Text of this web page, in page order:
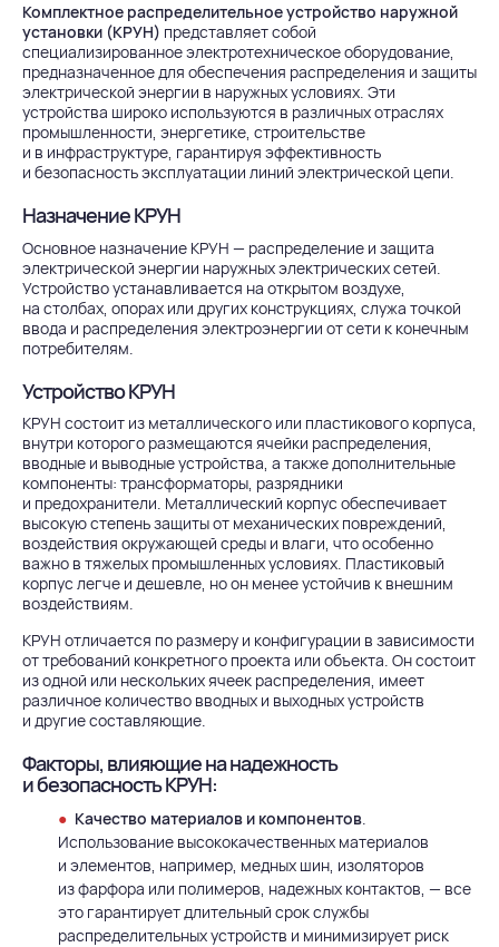
Комплектное распределительное устройство наружной
установки (КРУН) представляет собой
специализированное электротехническое оборудование,
предназначенное для обеспечения распределения и защиты
электрической энергии в наружных условиях. Эти
устройства широко используются в различных отраслях
промышленности, энергетике, строительстве
и в инфраструктуре, гарантируя эффективность
и безопасность эксплуатации линий электрической цепи.
Назначение КРУН
Основное назначение КРУН — распределение и защита
электрической энергии наружных электрических сетей.
Устройство устанавливается на открытом воздухе,
на столбах, опорах или других конструкциях, служа точкой
ввода и распределения электроэнергии от сети к конечным
потребителям.
Устройство КРУН
КРУН состоит из металлического или пластикового корпуса,
внутри которого размещаются ячейки распределения,
вводные и выводные устройства, а также дополнительные
компоненты: трансформаторы, разрядники
и предохранители. Металлический корпус обеспечивает
высокую степень защиты от механических повреждений,
воздействия окружающей среды и влаги, что особенно
важно в тяжелых промышленных условиях. Пластиковый
корпус легче и дешевле, но он менее устойчив к внешним
воздействиям.
КРУН отличается по размеру и конфигурации в зависимости
от требований конкретного проекта или объекта. Он состоит
из одной или нескольких ячеек распределения, имеет
различное количество вводных и выходных устройств
и другие составляющие.
Факторы, влияющие на надежность
и безопасность КРУН:
Качество материалов и компонентов.
Использование высококачественных материалов
и элементов, например, медных шин, изоляторов
из фарфора или полимеров, надежных контактов, — все
это гарантирует длительный срок службы
распределительных устройств и минимизирует риск